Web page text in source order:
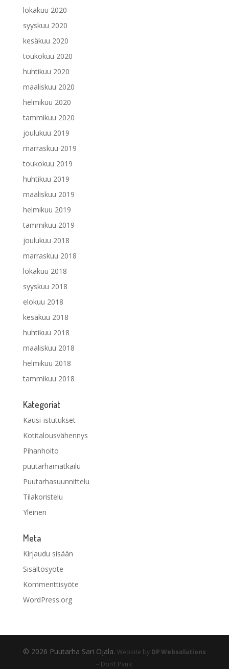
lokakuu 2020
syyskuu 2020
kesäkuu 2020
toukokuu 2020
huhtikuu 2020
maaliskuu 2020
helmikuu 2020
tammikuu 2020
joulukuu 2019
marraskuu 2019
toukokuu 2019
huhtikuu 2019
maaliskuu 2019
helmikuu 2019
tammikuu 2019
joulukuu 2018
marraskuu 2018
lokakuu 2018
syyskuu 2018
elokuu 2018
kesäkuu 2018
huhtikuu 2018
maaliskuu 2018
helmikuu 2018
tammikuu 2018
Kategoriat
Kausi-istutukset
Kotitalousvähennys
Pihanhoito
puutarhamatkailu
Puutarhasuunnittelu
Tilakoristelu
Yleinen
Meta
Kirjaudu sisään
Sisältösyöte
Kommenttisyöte
WordPress.org
© 2026 Puutarha Sari Ojala. Website by DP Websolutions
– Don’t Panic